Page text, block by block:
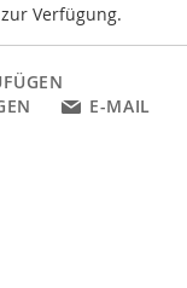
Verfügung.
E-MAIL